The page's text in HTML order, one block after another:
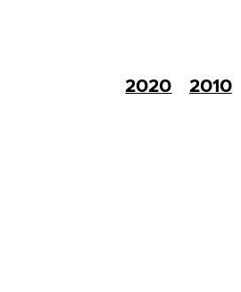
2020 2010